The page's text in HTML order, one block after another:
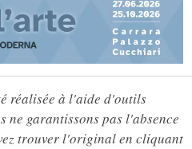
réalisée à l'aide d'outils
ne garantissons pas l'absence
trouver l'original en cliquant